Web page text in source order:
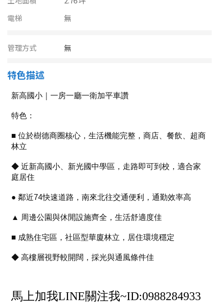
高雄市
屏東縣
花蓮縣
金門連江
40~50 坪
80坪以上
樓層
不拘
地下室
1樓 2樓
5~10樓 11~20樓
21樓以上
~ 樓
格局
電梯
無
管理方式 無
特色描述